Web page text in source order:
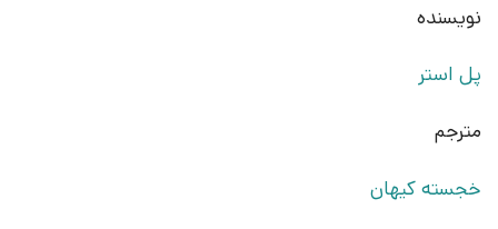
نویسنده
پل استر
مترجم
خجسته کیهان